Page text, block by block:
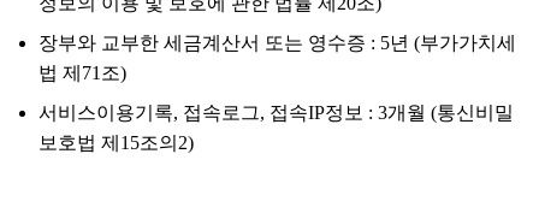
장부와 교부한 세금계산서 또는 영수증 : 5년 (부가가치세
법 제71조)
서비스이용기록, 접속로그, 접속IP정보 : 3개월 (통신비밀
보호법 제15조의2)